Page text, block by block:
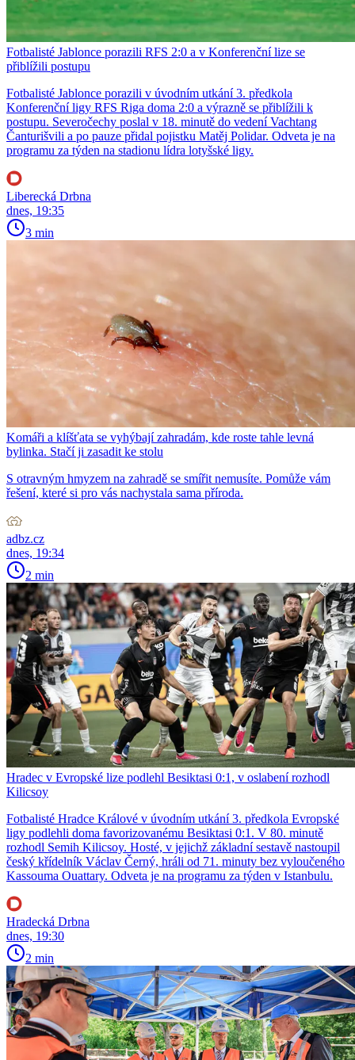
Fotbalisté Jablonce porazili RFS 2:0 a v Konferenční lize se
přiblížili postupu
Fotbalisté Jablonce porazili v úvodním utkání 3. předkola
Konferenční ligy RFS Riga doma 2:0 a výrazně se přiblížili k
postupu. Severočechy poslal v 18. minutě do vedení Vachtang
Čanturišvili a po pauze přidal pojistku Matěj Polidar. Odveta je na
programu za týden na stadionu lídra lotyšské ligy.
Liberecká Drbna
dnes, 19:35
3 min
Komáři a klíšťata se vyhýbají zahradám, kde roste tahle levná
bylinka. Stačí ji zasadit ke stolu
S otravným hmyzem na zahradě se smířit nemusíte. Pomůže vám
řešení, které si pro vás nachystala sama příroda.
adbz.cz
dnes, 19:34
2 min
Hradec v Evropské lize podlehl Besiktasi 0:1, v oslabení rozhodl
Kilicsoy
Fotbalisté Hradce Králové v úvodním utkání 3. předkola Evropské
ligy podlehli doma favorizovanému Besiktasi 0:1. V 80. minutě
rozhodl Semih Kilicsoy. Hosté, v jejichž základní sestavě nastoupil
český křídelník Václav Černý, hráli od 71. minuty bez vyloučeného
Kassouma Ouattary. Odveta je na programu za týden v Istanbulu.
Hradecká Drbna
dnes, 19:30
2 min